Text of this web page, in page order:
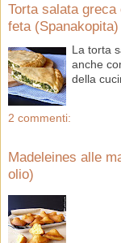
Torta salata
feta (Spanakopita)
La torta
anche
della
2 commenti:
Madeleines alle
olio)